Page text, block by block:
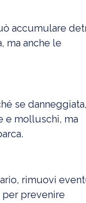
accumulare
ma anche le
se danneggiata,
e molluschi, ma
rimuovi
per prevenire